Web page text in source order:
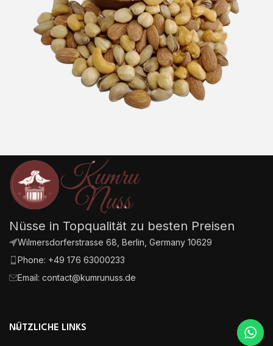
Nüsse in Topqualität zu besten Preisen
Wilmersdorferstrasse 68, Berlin, Germany 10629
Phone: +49 176 63000233
Email: contact@kumrunuss.de
NÜTZLICHE LINKS